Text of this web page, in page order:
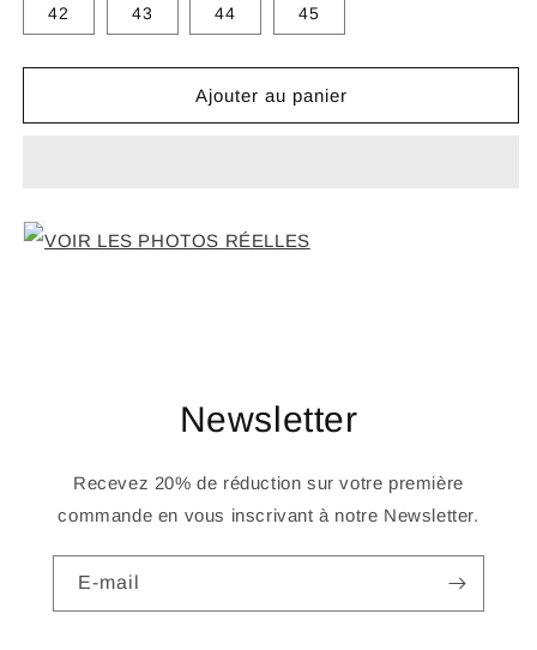
42 43 44 45
Ajouter au panier
VOIR LES PHOTOS RÉELLES
Newsletter
Recevez 20% de réduction sur votre première
commande en vous inscrivant à notre Newsletter.
E-mail